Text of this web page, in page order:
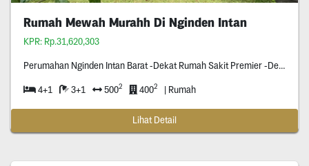
Rumah Mewah Murahh Di Nginden Intan
KPR: Rp.31,620,303
Perumahan Nginden Intan Barat -Dekat Rumah Sakit Premier -Dekat Tengah Kota -Row Jalan Tiga Mobil -Taman Luas & Ada Kolam Ikan -Perumahan One Gate Sistem
4+1 3+1 5002 4002 | Rumah
Lihat Detail